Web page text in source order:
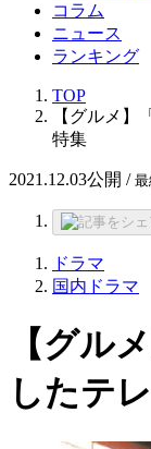
コラム
ニュース
ランキング
TOP
【グルメ】
特集
2021.12.03公開 / 最
ドラマ
国内ドラマ
【グル
したテ